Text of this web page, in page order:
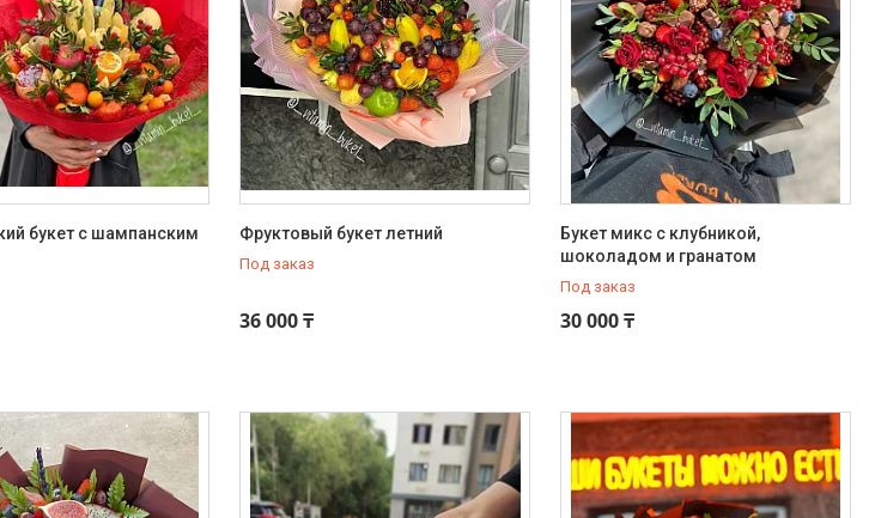
букет с шампанским
Фруктовый букет летний
Под заказ
36 000 ₸
Букет микс с клубникой,
шоколадом и гранатом
Под заказ
30 000 ₸